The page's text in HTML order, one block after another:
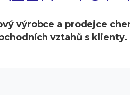
výrobce a prodejce
vztahů s klienty.